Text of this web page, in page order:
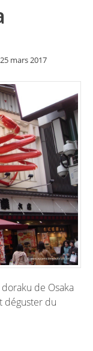
25 mars 2017
de Osaka
déguster du